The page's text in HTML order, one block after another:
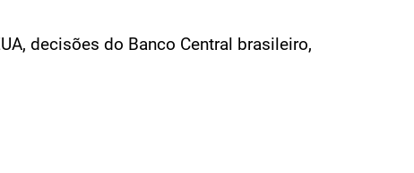
decisões do Banco Central brasileiro,